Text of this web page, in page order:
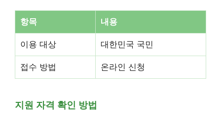
항목 내용
이용 대상 대한민국 국민
접수 방법 온라인 신청
지원 자격 확인 방법